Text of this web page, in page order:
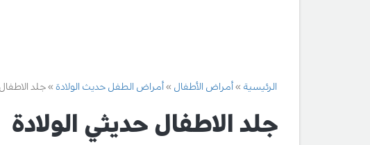
الرئيسية أمراض الأطفال أمراض الطفل حديث الولادة جلد
جلد الاطفال حديثي الولادة